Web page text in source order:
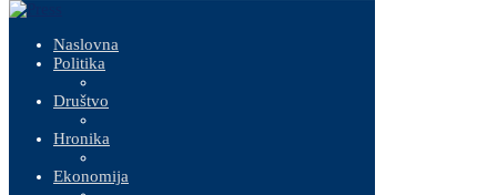
Naslovna
Politika
Društvo
Hronika
Ekonomija